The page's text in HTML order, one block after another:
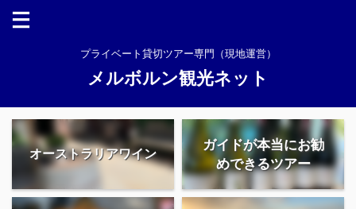
プライベート貸切ツアー専門（現地運営）
メルボルン観光ネット
オーストラリアワイン
ガイドが本当にお勧
めできるツアー